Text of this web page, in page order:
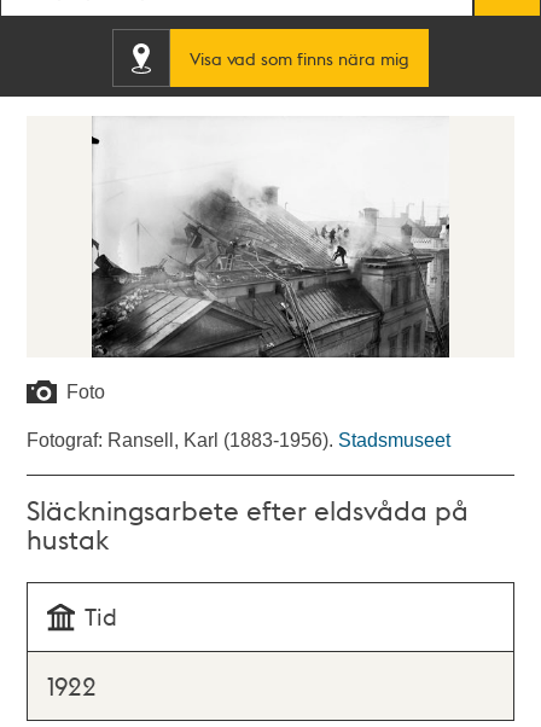
Visa vad som finns nära mig
Foto
Fotograf: Ransell, Karl (1883-1956). Stadsmuseet
Släckningsarbete efter eldsvåda på
hustak
Tid
1922